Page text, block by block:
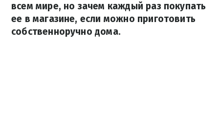
всем мире, но зачем каждый раз покупать
ее в магазине, если можно приготовить
собственноручно дома.